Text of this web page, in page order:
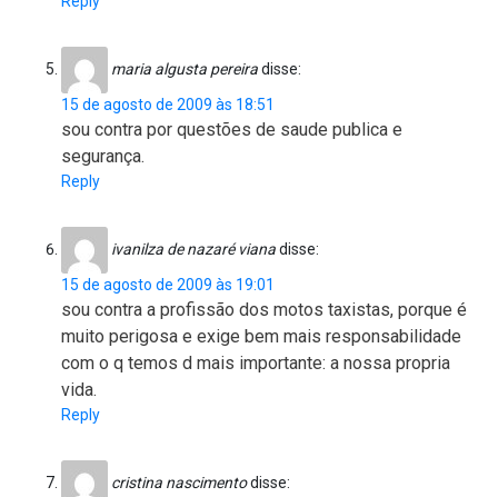
maria algusta pereiradisse:
15 de agosto de 2009 às 18:51
sou contra por questões de saude publica e
segurança.
Reply
ivanilza de nazaré vianadisse:
15 de agosto de 2009 às 19:01
sou contra a profissão dos motos taxistas, porque é
muito perigosa e exige bem mais responsabilidade
com o q temos d mais importante: a nossa propria
vida.
Reply
cristina nascimentodisse: